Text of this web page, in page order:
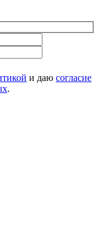
и даю согласие
.